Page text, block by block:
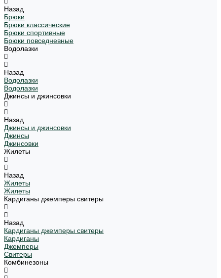
Назад
Брюки
Брюки классические
Брюки спортивные
Брюки повседневные
Водолазки
Назад
Водолазки
Водолазки
Джинсы и джинсовки
Назад
Джинсы и джинсовки
Джинсы
Джинсовки
Жилеты
Назад
Жилеты
Жилеты
Кардиганы джемперы свитеры
Назад
Кардиганы джемперы свитеры
Кардиганы
Джемперы
Свитеры
Комбинезоны